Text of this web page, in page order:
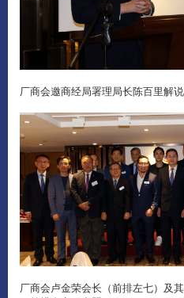
厂商会邀商经局署理局长陈百里解
厂商会卢金荣会长（前排左七）及